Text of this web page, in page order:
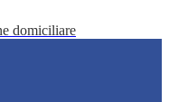
domiciliare